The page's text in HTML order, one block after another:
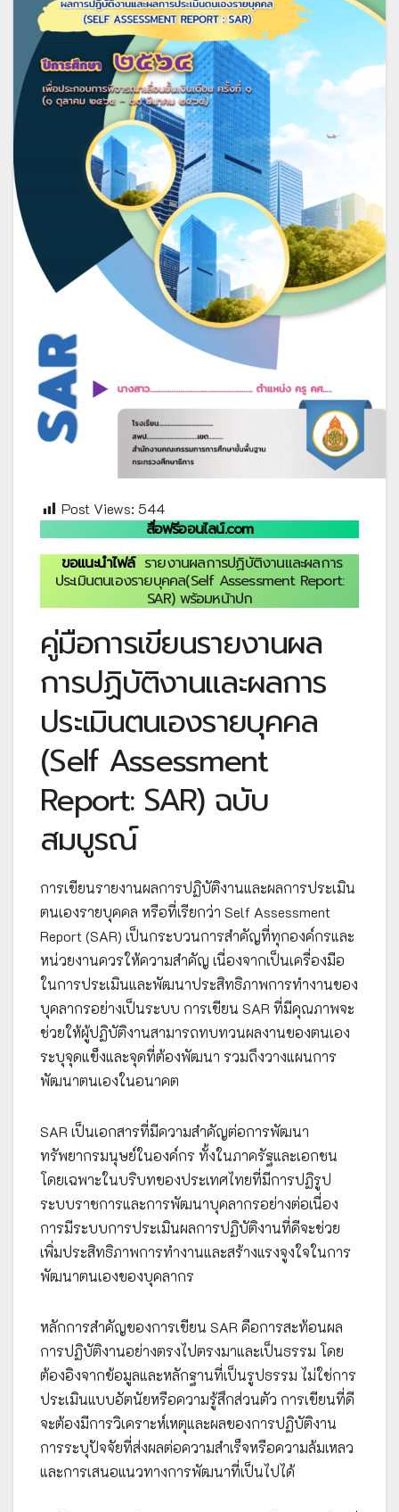
Post Views: 544
สื่อฟรีออนไลน์.com
ขอแนะนำไฟล์ รายงานผลการปฏิบัติงานและผลการ
ประเมินตนเองรายบุคคล(Self Assessment Report:
SAR) พร้อมหน้าปก
คู่มือการเขียนรายงานผล
การปฏิบัติงานและผลการ
ประเมินตนเองรายบุคคล
(Self Assessment
Report: SAR) ฉบับ
สมบูรณ์
การเขียนรายงานผลการปฏิบัติงานและผลการประเมิน
ตนเองรายบุคคล หรือที่เรียกว่า Self Assessment
Report (SAR) เป็นกระบวนการสำคัญที่ทุกองค์กรและ
หน่วยงานควรให้ความสำคัญ เนื่องจากเป็นเครื่องมือ
ในการประเมินและพัฒนาประสิทธิภาพการทำงานของ
บุคลากรอย่างเป็นระบบ การเขียน SAR ที่มีคุณภาพจะ
ช่วยให้ผู้ปฏิบัติงานสามารถทบทวนผลงานของตนเอง
ระบุจุดแข็งและจุดที่ต้องพัฒนา รวมถึงวางแผนการ
พัฒนาตนเองในอนาคต
SAR เป็นเอกสารที่มีความสำคัญต่อการพัฒนา
ทรัพยากรมนุษย์ในองค์กร ทั้งในภาครัฐและเอกชน
โดยเฉพาะในบริบทของประเทศไทยที่มีการปฏิรูป
ระบบราชการและการพัฒนาบุคลากรอย่างต่อเนื่อง
การมีระบบการประเมินผลการปฏิบัติงานที่ดีจะช่วย
เพิ่มประสิทธิภาพการทำงานและสร้างแรงจูงใจในการ
พัฒนาตนเองของบุคลากร
หลักการสำคัญของการเขียน SAR คือการสะท้อนผล
การปฏิบัติงานอย่างตรงไปตรงมาและเป็นธรรม โดย
ต้องอิงจากข้อมูลและหลักฐานที่เป็นรูปธรรม ไม่ใช่การ
ประเมินแบบอัตนัยหรือความรู้สึกส่วนตัว การเขียนที่ดี
จะต้องมีการวิเคราะห์เหตุและผลของการปฏิบัติงาน
การระบุปัจจัยที่ส่งผลต่อความสำเร็จหรือความล้มเหลว
และการเสนอแนวทางการพัฒนาที่เป็นไปได้